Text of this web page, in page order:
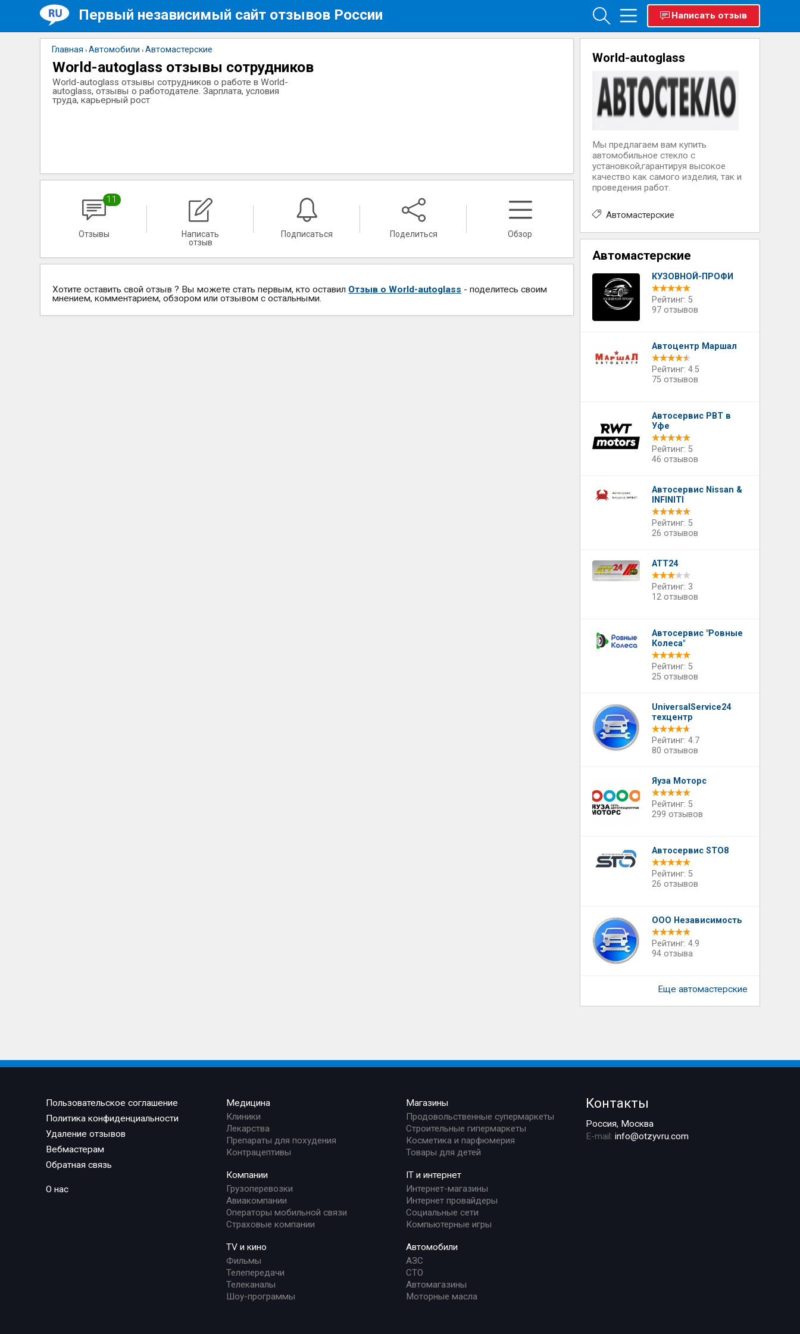
Первый независимый сайт отзывов России Написать отзыв
Главная ›Автомобили ›Автомастерские
World-autoglass отзывы сотрудников
World-autoglass отзывы сотрудников о работе в World-
autoglass, отзывы о работодателе. Зарплата, условия
труда, карьерный рост
11
Отзывы
Написать
отзыв
Подписаться Поделиться Обзор
Хотите оставить свой отзыв ? Вы можете стать первым, кто оставил Отзыв о World-autoglass - поделитесь своим
мнением, комментарием, обзором или отзывом с остальными.
World-autoglass
Мы предлагаем вам купить
автомобильное стекло с
установкой,гарантируя высокое
качество как самого изделия, так и
проведения работ.
Автомастерские
Автомастерские
КУЗОВНОЙ-ПРОФИ
Рейтинг: 5
97 отзывов
Автоцентр Маршал
Рейтинг: 4.5
75 отзывов
Автосервис РВТ в
Уфе
Рейтинг: 5
46 отзывов
Автосервис Nissan &
INFINITI
Рейтинг: 5
26 отзывов
ATT24
Рейтинг: 3
12 отзывов
Автосервис "Ровные
Колеса"
Рейтинг: 5
25 отзывов
UniversalService24
техцентр
Рейтинг: 4.7
80 отзывов
Яуза Моторс
Рейтинг: 5
299 отзывов
Автосервис STO8
Рейтинг: 5
26 отзывов
ООО Независимость
Рейтинг: 4.9
94 отзыва
Еще автомастерские
Пользовательское соглашение
Политика конфиденциальности
Удаление отзывов
Вебмастерам
Обратная связь
О нас
Медицина
Клиники
Лекарства
Препараты для похудения
Контрацептивы
Компании
Грузоперевозки
Авиакомпании
Операторы мобильной связи
Страховые компании
TV и кино
Фильмы
Телепередачи
Телеканалы
Шоу-программы
Магазины
Продовольственные супермаркеты
Строительные гипермаркеты
Косметика и парфюмерия
Товары для детей
IT и интернет
Интернет-магазины
Интернет провайдеры
Социальные сети
Компьютерные игры
Автомобили
АЗС
СТО
Автомагазины
Моторные масла
Контакты
Россия, Москва
E-mail:info@otzyvru.com